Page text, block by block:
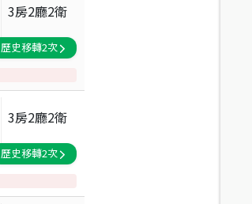
3房2廳2衛
歷史移轉2次
3房2廳2衛
歷史移轉2次